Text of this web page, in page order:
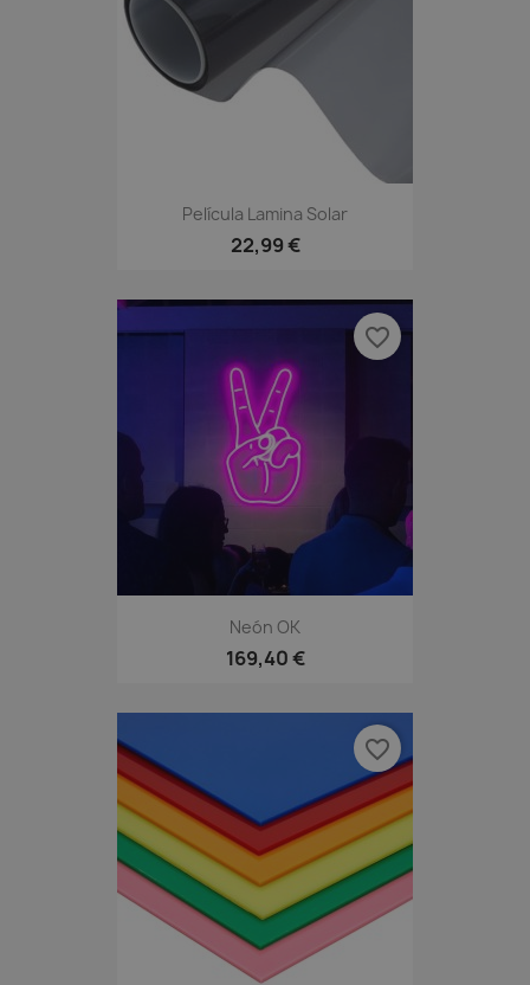
Película Lamina Solar
22,99 €
Neón OK
169,40 €
favorite_border
favorite_border